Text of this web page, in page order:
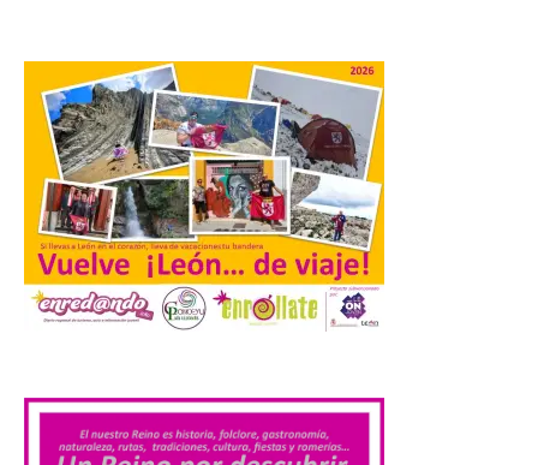
La Junta promueve la
contratación temporal de
jóvenes desempleados
para la realización de
obras y servicios de
interés general y social
con más de 8,7 millones de
euros de inversión
La Consejería de
Industria, Universidades,